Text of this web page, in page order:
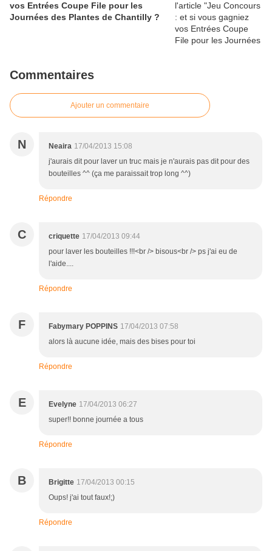
vos Entrées Coupe File pour les
Journées des Plantes de Chantilly ?
Commentaires
Ajouter un commentaire
N Neaira 17/04/2013 15:08
j'aurais dit pour laver un truc mais je n'aurais pas dit pour des
bouteilles ^^ (ça me paraissait trop long ^^)
Répondre
C criquette 17/04/2013 09:44
pour laver les bouteilles !!!<br /> bisous<br /> ps j'ai eu de
l'aide....
Répondre
F Fabymary POPPINS 17/04/2013 07:58
alors là aucune idée, mais des bises pour toi
Répondre
E Evelyne 17/04/2013 06:27
super!! bonne journée a tous
Répondre
B Brigitte 17/04/2013 00:15
Oups! j'ai tout faux!;)
Répondre